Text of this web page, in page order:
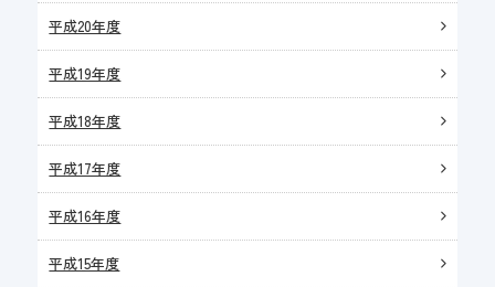
平成20年度
平成19年度
平成18年度
平成17年度
平成16年度
平成15年度